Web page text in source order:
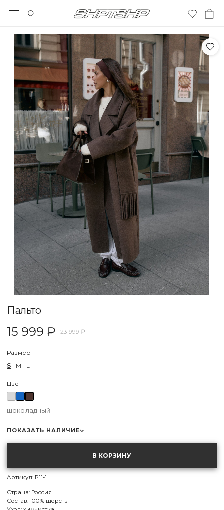
Пальто
15 999 ₽ 23 999 ₽
Размер
S
M L
Цвет
шоколадный
ПОКАЗАТЬ НАЛИЧИЕ
СПБ:нет в наличии
МСК:есть в наличии
В КОРЗИНУ
Артикул: P11-1
Страна: Россия
Состав: 100% шерсть